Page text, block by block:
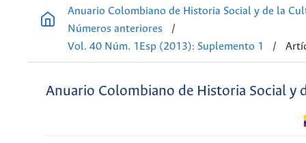
Anuario Colombiano de Historia Social y de la
Números anteriores
/
Vol. 40 Núm. 1Esp (2013): Suplemento 1
/
Anuario Colombiano de Historia Social y